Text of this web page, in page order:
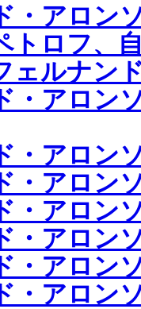
・アロン
トロフ、
ェルナン
・アロン
・アロン
・アロン
・アロン
・アロン
・アロン
・アロン